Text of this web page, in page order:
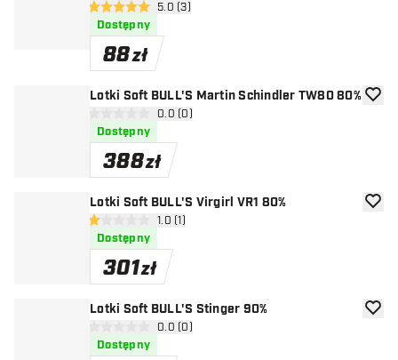
otwórz panel recenzji
5 gwiazdki oceny5.0 (3)
Dostępny
88zł
Lotki Soft BULL'S Martin Schindler TW80 80%
otwórz panel recenzji
0 gwiazdki oceny0.0 (0)
Dostępny
388zł
Lotki Soft BULL'S Virgirl VR1 80%
otwórz panel recenzji
1 gwiazdki oceny1.0 (1)
Dostępny
301zł
Lotki Soft BULL'S Stinger 90%
otwórz panel recenzji
0 gwiazdki oceny0.0 (0)
Dostępny